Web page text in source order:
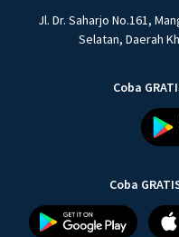
Jl. Dr. Saharjo No.161,
Selatan, Daerah
Coba
Coba